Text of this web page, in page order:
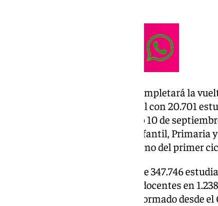
El próximo 20 de este mes se completará la
enseñanzas de régimen especial con 20.701
centros, mientras que el pasado 10 de
alumnos de segundo ciclo de Infantil, Primaria
centros docentes y el 1 fue el turno del primer
En su conjunto serán un total de 347.746
universitarias y más de 23.200 docentes en
concertados y privados, han informado desde